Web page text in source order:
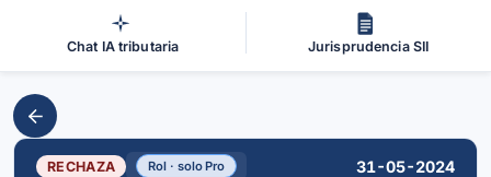
Chat IA tributaria Jurisprudencia SII
RECHAZA Rol · solo Pro 31-05-2024